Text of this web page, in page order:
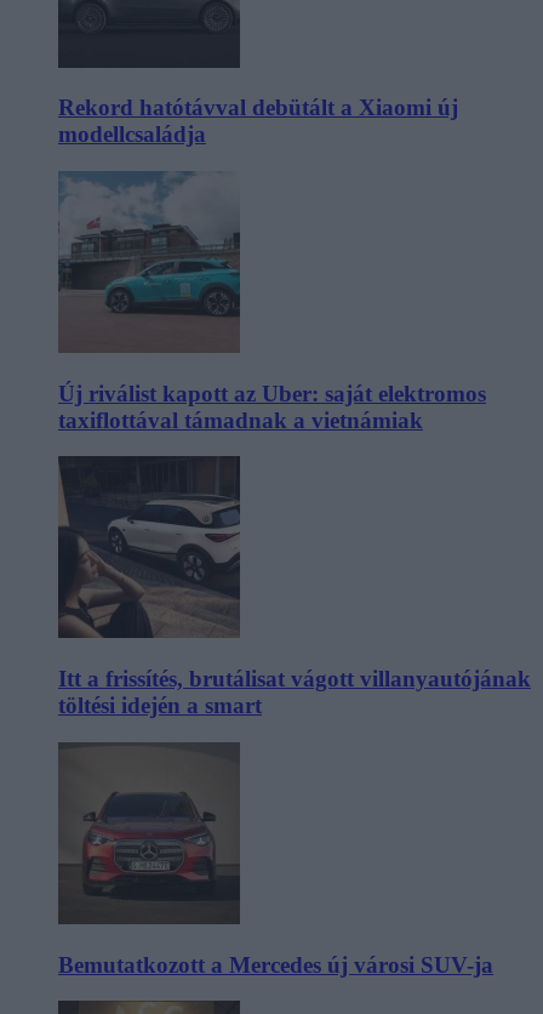
Rekord hatótávval debütált a Xiaomi új
modellcsaládja
Új riválist kapott az Uber: saját elektromos
taxiflottával támadnak a vietnámiak
Itt a frissítés, brutálisat vágott villanyautójának
töltési idején a smart
Bemutatkozott a Mercedes új városi SUV-ja